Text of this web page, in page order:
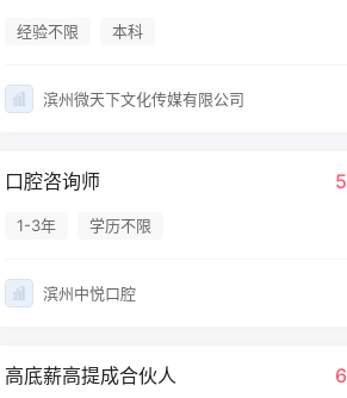
经验不限 本科
滨州微天下文化传媒有限公司
口腔咨询师
1-3年 学历不限
滨州中悦口腔
高底薪高提成合伙人